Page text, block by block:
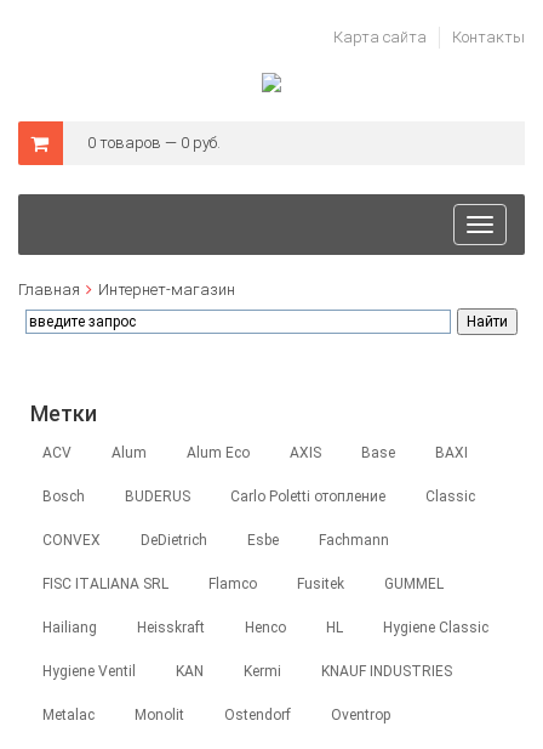
Карта сайта Контакты
0 товаров — 0 руб.
Toggle
Главная Интернет-магазин
Метки
ACV Alum Alum Eco AXIS Base BAXI
Bosch BUDERUS Carlo Poletti отопление Classic
CONVEX DeDietrich Esbe Fachmann
FISC ITALIANA SRL Flamco Fusitek GUMMEL
Hailiang Heisskraft Henco HL Hygiene Classic
Hygiene Ventil KAN Kermi KNAUF INDUSTRIES
Metalac Monolit Ostendorf Oventrop